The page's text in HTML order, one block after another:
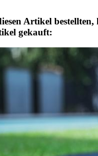
Artikel bestellten,
gekauft: